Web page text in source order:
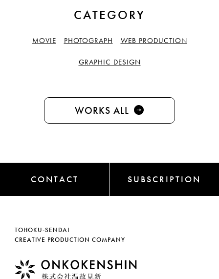
CATEGORY
MOVIE PHOTOGRAPH WEB PRODUCTION
GRAPHIC DESIGN
WORKS ALL
CONTACT SUBSCRIPTION
TOHOKU-SENDAI
CREATIVE PRODUCTION COMPANY